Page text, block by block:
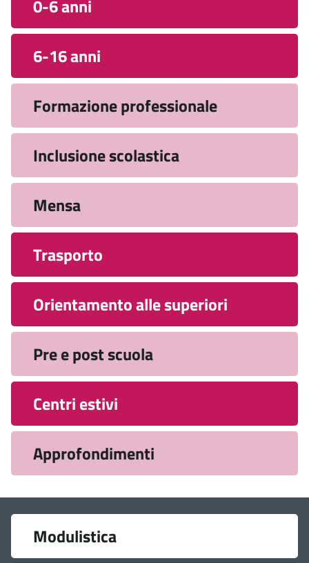
0-6 anni
6-16 anni
Formazione professionale
Inclusione scolastica
Mensa
Trasporto
Orientamento alle superiori
Pre e post scuola
Centri estivi
Approfondimenti
Link
utili
Modulistica